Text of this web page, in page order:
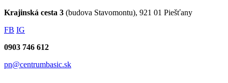
Krajinská cesta 3 (budova Stavomontu), 921 01 Piešťany
FB IG
0903 746 612
pn@centrumbasic.sk